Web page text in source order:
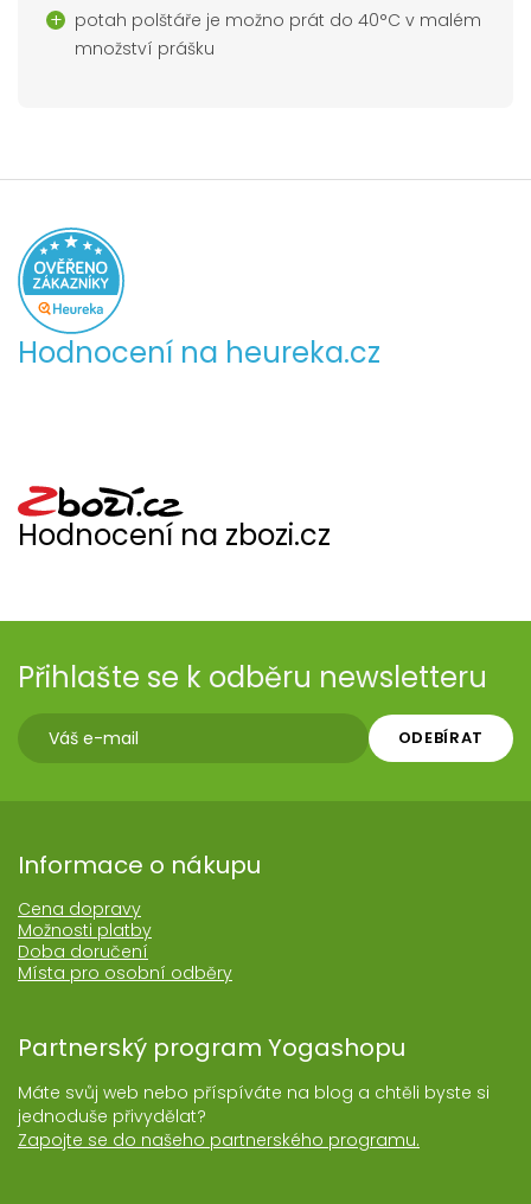
potah polštáře je možno prát do 40°C v malém
množství prášku
Hodnocení na heureka.cz
Hodnocení na zbozi.cz
Přihlašte se k odběru newsletteru
ODEBÍRAT
Informace o nákupu
Cena dopravy
Možnosti platby
Doba doručení
Místa pro osobní odběry
Partnerský program Yogashopu
Máte svůj web nebo příspíváte na blog a chtěli byste si
jednoduše přivydělat?
Zapojte se do našeho partnerského programu.